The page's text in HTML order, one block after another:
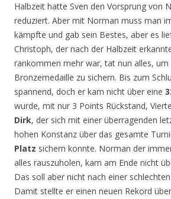
Halbzeit hatte Sven den Vorsprung von
reduziert. Aber mit Norman muss man
kämpfte und gab sein Bestes, aber es
Christoph, der nach der Halbzeit
rankommen mehr war, tat nun alles, um
Bronzemedaille zu sichern. Bis zum
spannend, doch er kam nicht über eine
wurde, mit nur 3 Points Rückstand,
Dirk, der sich mit einer überragenden
hohen Konstanz über das gesamte
Platz sichern konnte. Norman der
alles rauszuholen, kam am Ende nicht
Das soll aber nicht nach einer
Damit stellte er einen neuen Rekord